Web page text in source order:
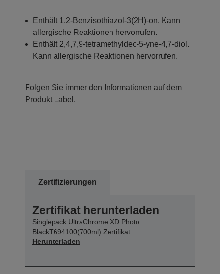
Enthält 1,2-Benzisothiazol-3(2H)-on. Kann
allergische Reaktionen hervorrufen.
Enthält 2,4,7,9-tetramethyldec-5-yne-4,7-diol.
Kann allergische Reaktionen hervorrufen.
Folgen Sie immer den Informationen auf dem
Produkt Label.
Zertifizierungen
Zertifikat herunterladen
Singlepack UltraChrome XD Photo
BlackT694100(700ml) Zertifikat
Herunterladen